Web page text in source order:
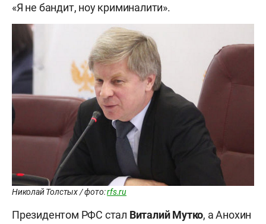
«Я не бандит, ноу криминалити».
Николай Толстых / фото:rfs.ru
Президентом РФС стал Виталий Мутко, а Анохин